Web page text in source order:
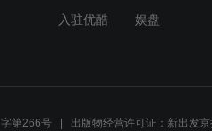
友
入驻优酷 娱盘
第266号 出版物经营许可证：新出发